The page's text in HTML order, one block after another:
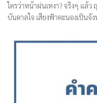
ใครว่าหน้าฝนเหงา? จริงๆ แล้
บันดาลใจ เสียงฟ้าคะนองเป็นจั